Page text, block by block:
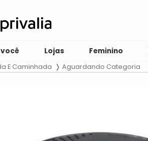
Lojas Feminino
E Caminhada Aguardando Categoria